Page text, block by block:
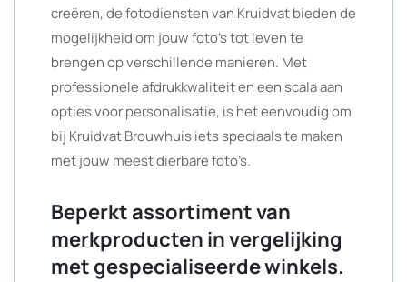
creëren, de fotodiensten van Kruidvat bieden de
mogelijkheid om jouw foto’s tot leven te
brengen op verschillende manieren. Met
professionele afdrukkwaliteit en een scala aan
opties voor personalisatie, is het eenvoudig om
bij Kruidvat Brouwhuis iets speciaals te maken
met jouw meest dierbare foto’s.
Beperkt assortiment van
merkproducten in vergelijking
met gespecialiseerde winkels.